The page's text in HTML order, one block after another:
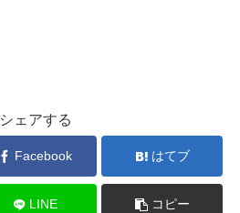
シェアする
Facebook はてブ
LINE コピー